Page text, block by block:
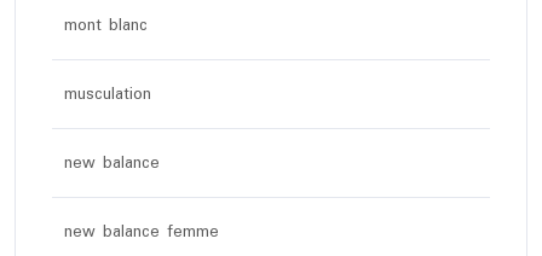
mont blanc
musculation
new balance
new balance femme